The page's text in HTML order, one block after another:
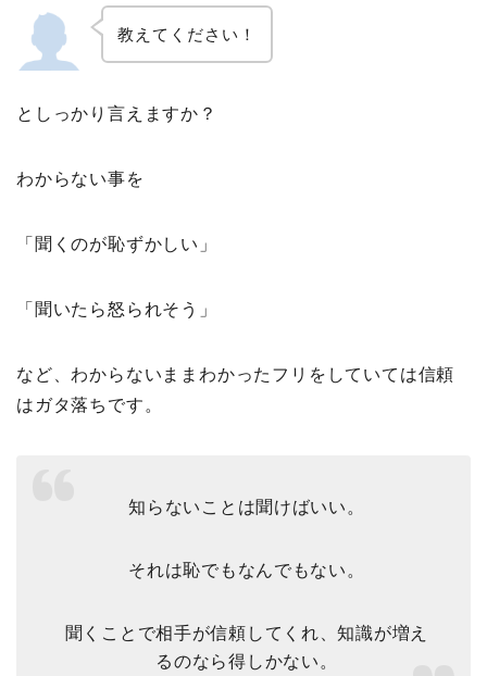
教えてください！
としっかり言えますか？
わからない事を
「聞くのが恥ずかしい」
「聞いたら怒られそう」
など、わからないままわかったフリをしていては信頼
はガタ落ちです。
知らないことは聞けばいい。
それは恥でもなんでもない。
聞くことで相手が信頼してくれ、知識が増え
るのなら得しかない。